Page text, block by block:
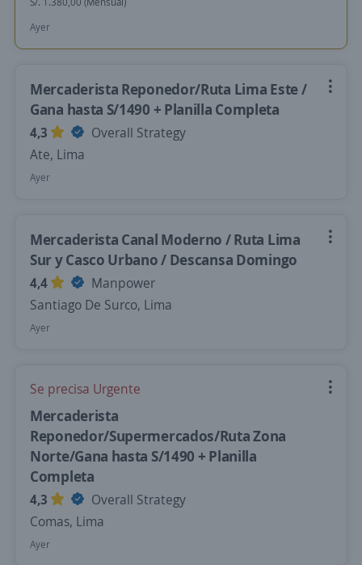
Ayer
Mercaderista Reponedor/Ruta Lima Este /
Gana hasta S/1490 + Planilla Completa
4,3
Overall Strategy
Ate, Lima
Ayer
Mercaderista Canal Moderno / Ruta Lima
Sur y Casco Urbano / Descansa Domingo
4,4
Manpower
Santiago De Surco, Lima
Ayer
Se precisa Urgente
Mercaderista
Reponedor/Supermercados/Ruta Zona
Norte/Gana hasta S/1490 + Planilla
Completa
4,3
Overall Strategy
Comas, Lima
Ayer